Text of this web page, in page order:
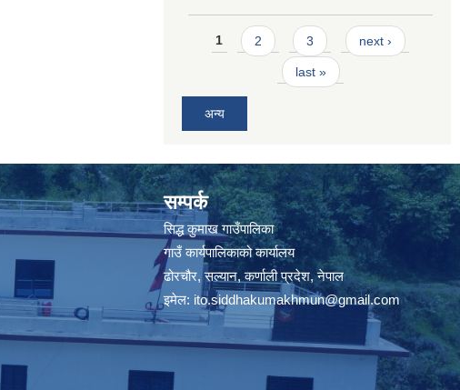
Pages
1 2 3 next ›
last »
अन्य
सम्पर्क
सिद्ध कुमाख गाउँपालिका
गाउँ कार्यपालिकाको कार्यालय
ढोरचौर, सल्यान, कर्णाली प्रदेश, नेपाल
इमेल: ito.siddhakumakhmun@gmail.com